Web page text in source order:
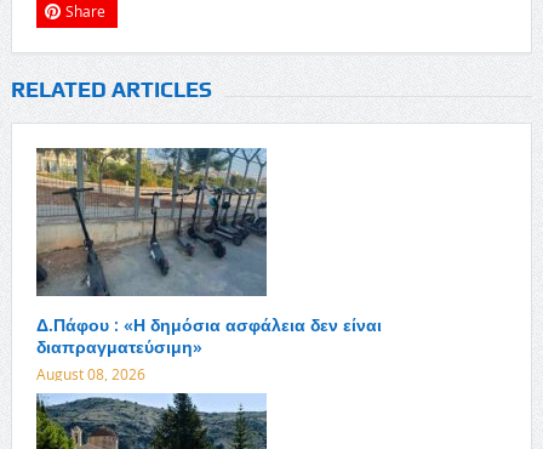
Share
RELATED ARTICLES
Δ.Πάφου : «Η δημόσια ασφάλεια δεν είναι
διαπραγματεύσιμη»
August 08, 2026